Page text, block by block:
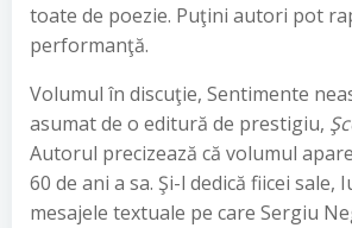
toate de poezie. Puţini autori pot
performanţă.
Volumul în discuţie, Sentimente
asumat de o editură de prestigiu,
Autorul precizează că volumul
60 de ani a sa. Şi-l dedică fiicei sale,
mesajele textuale pe care Sergiu